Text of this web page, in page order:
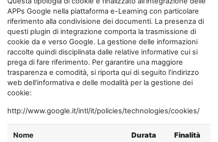
APPs Google nella piattaforma e-Learning con particolare
riferimento alla condivisione dei documenti. La presenza di
questi plugin di integrazione comporta la trasmissione di
cookie da e verso Google. La gestione delle informazioni
raccolte quindi disciplinata dalle relative informative cui si
prega di fare riferimento. Per garantire una maggiore
trasparenza e comodità, si riporta qui di seguito l’indirizzo
web dell’informativa e delle modalità per la gestione dei
cookie:
http://www.google.it/intl/it/policies/technologies/cookies/
Nome Durata Finalità